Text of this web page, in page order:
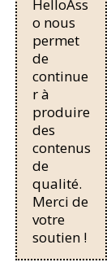
pour une
régularisati
on,
passant de
trois...
HelloAss
o nous
permet
de
continue
r à
produire
des
contenus
de
qualité.
Merci de
votre
soutien !